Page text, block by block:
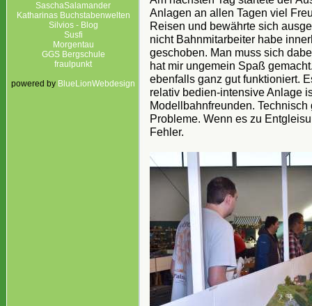
SaschaSalamander
Katharinas Buchstabenwelten
Silvios - Blog
Susfi
Morgentau
GGS Bergschule
fraulpunkt
powered by BlueLionWebdesign
Anlagen an allen Tagen viel
Reisen und bewährte sich
nicht Bahnmitarbeiter habe
geschoben. Man muss sich
hat mir ungemein Spaß
ebenfalls ganz gut funktioniert.
relativ bedien-intensive Anlage
Modellbahnfreunden.
Probleme. Wenn es zu
Fehler.